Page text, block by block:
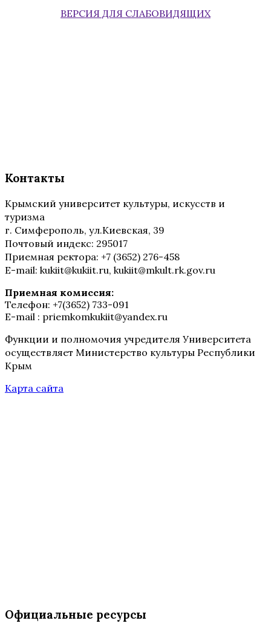
ВЕРСИЯ ДЛЯ СЛАБОВИДЯЩИХ
Контакты
Крымский университет культуры, искусств и
туризма
г. Симферополь, ул.Киевская, 39
Почтовый индекс: 295017
Приемная ректора: +7 (3652) 276-458
E-mail: kukiit@kukiit.ru, kukiit@mkult.rk.gov.ru
Приемная комиссия:
Телефон: +7(3652) 733-091
E-mail : priemkomkukiit@yandex.ru
Функции и полномочия учредителя Университета
осуществляет Министерство культуры Республики
Крым
Карта сайта
Официальные ресурсы